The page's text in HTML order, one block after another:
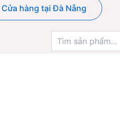
Cửa hàng tại Đà Nẵng
kiếm